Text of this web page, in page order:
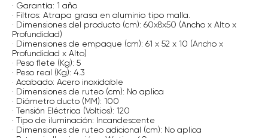
· Garantía: 1 año
· Filtros: Atrapa grasa en aluminio tipo malla.
· Dimensiones del producto (cm): 60x8x50 (Ancho x Alto x
Profundidad)
· Dimensiones de empaque (cm): 61 x 52 x 10 (Ancho x
Profundidad x Alto)
· Peso flete (Kg): 5
· Peso real (Kg): 4.3
· Acabado: Acero inoxidable
· Dimensiones de ruteo (cm): No aplica
· Diámetro ducto (MM): 100
· Tensión Eléctrica (Voltios): 120
· Tipo de iluminación: Incandescente
· Dimensiones de ruteo adicional (cm): No aplica